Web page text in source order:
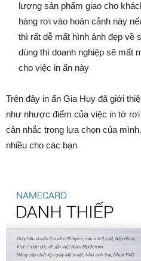
lượng sản phẩm giao cho
hàng rơi vào hoàn cảnh này
thì rất dễ mất hình ảnh đẹp về
dùng thì doanh nghiệp sẽ mất
cho việc in ấn này
Trên đây in ấn Gia Huy đã giới
như nhược điểm của việc in tờ
cân nhắc trong lựa chọn của
nhiều cho các bạn